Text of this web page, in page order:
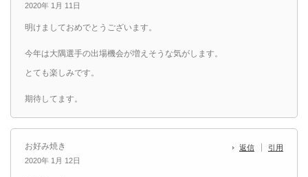
2020年 1月 11日
明けましておめでとうございます。
今年は大隅選手の出場機会が増えそうな気がします。
とても楽しみです。
期待してます。
お好み焼き
2020年 1月 12日
返信 引用